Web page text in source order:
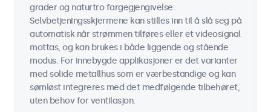
grader og naturtro fargegjengivelse.
Selvbetjeningsskjermene kan stilles inn til å slå seg på
automatisk når strømmen tilføres eller et videosignal
mottas, og kan brukes i både liggende og stående
modus. For innebygde applikasjoner er det varianter
med solide metallhus som er værbestandige og kan
sømløst integreres med det medfølgende tilbehøret,
uten behov for ventilasjon.